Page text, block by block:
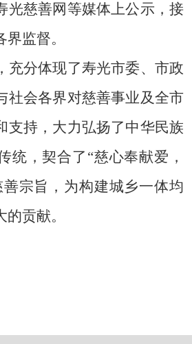
光慈善网等媒体上公示，接
监督。
充分体现了寿光市委、市政
社会各界对慈善事业及全市
支持，大力弘扬了中华民族
统，契合了“慈心奉献爱，
宗旨，为构建城乡一体均
贡献。